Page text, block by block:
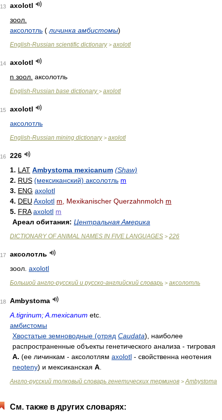
13
axolotl
зоол.
аксолотль ( личинка амбистомы)
English-Russian scientific dictionary> axolotl
14
axolotl
n зоол. аксолотль
English-Russian base dictionary> axolotl
15
axolotl
аксолотль
English-Russian mining dictionary> axolotl
16
226
1. LAT Ambystoma mexicanum (Shaw)
2. RUS (мексиканский) аксолотль m
3. ENG axolotl
4. DEU Axolotl m , Mexikanischer Querzahnmolch m
5. FRA axolotl m
Ареал обитания: Центральная Америка
DICTIONARY OF ANIMAL NAMES IN FIVE LANGUAGES > 226
17
аксолотль
зоол. axolotl
Большой англо-русский и русско-английский словарь > аксолотль
18
Ambystoma
A.tigrinum; A.mexicanum etc.
амбистомы
Хвостатые земноводные (отряд Caudata), наиболее
распространенные объекты генетического анализа - тигровая
А. (ее личинкам - аксолотлям axolotl - свойственна неотения
neoteny) и мексиканская А
Англо-русский толковый словарь генетических терминов > Ambystoma
См. также в других словарях: